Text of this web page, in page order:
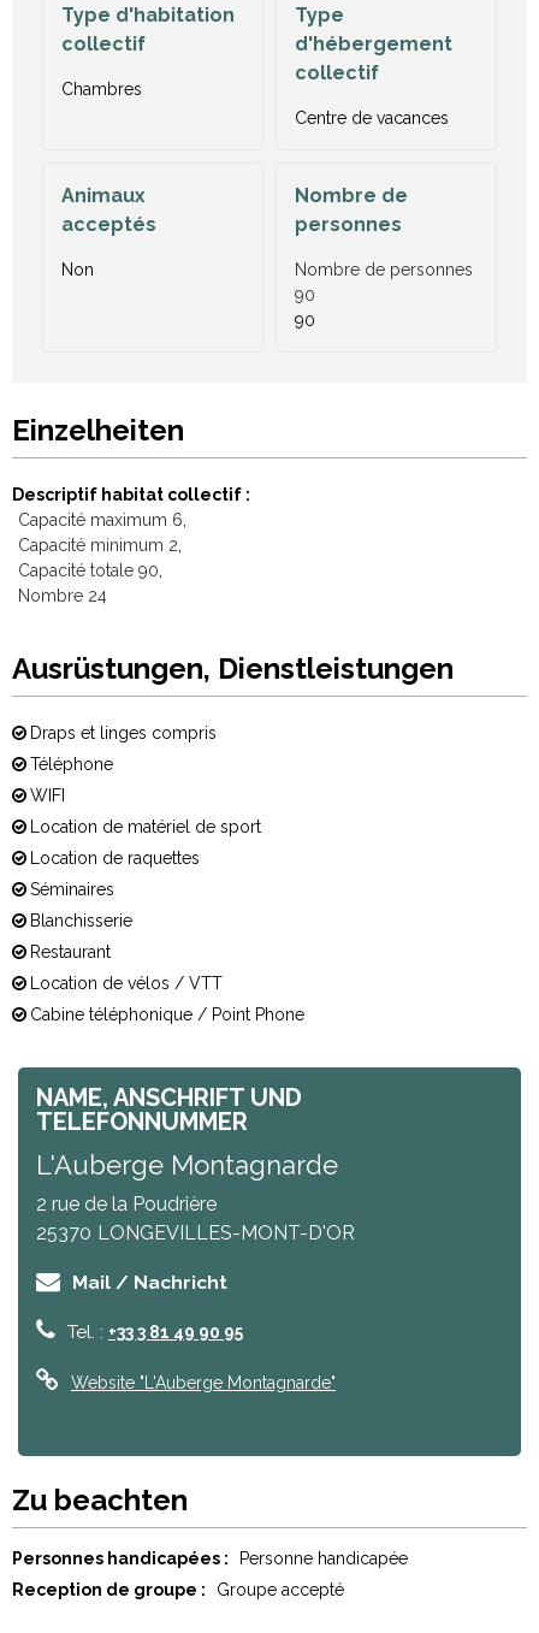
Type d'habitation
collectif
Chambres
Type
d'hébergement
collectif
Centre de vacances
Animaux
acceptés
Non
Nombre de
personnes
Nombre de personnes
90
90
Einzelheiten
Descriptif habitat collectif
Capacité maximum 6
Capacité minimum 2
Capacité totale 90
Nombre 24
Ausrüstungen, Dienstleistungen
Draps et linges compris
Téléphone
WIFI
Location de matériel de sport
Location de raquettes
Séminaires
Blanchisserie
Restaurant
Location de vélos / VTT
Cabine téléphonique / Point Phone
NAME, ANSCHRIFT UND
TELEFONNUMMER
L'Auberge Montagnarde
2 rue de la Poudrière
25370 LONGEVILLES-MONT-D'OR
Mail / Nachricht
Tel. : +33 3 81 49 90 95
Website "L'Auberge Montagnarde"
Zu beachten
Personnes handicapées :
Personne handicapée
Reception de groupe :
Groupe accepté